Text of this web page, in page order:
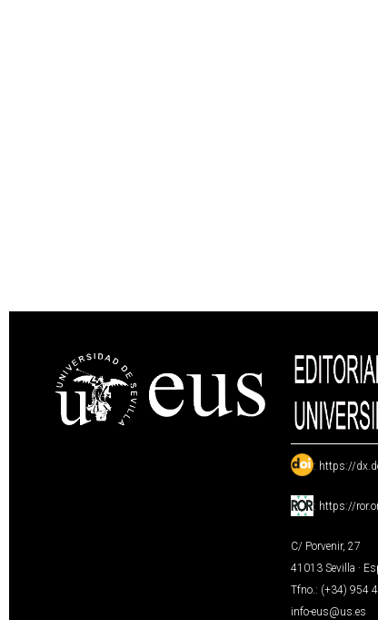
: https://
: https://
C/ Porvenir, 27
41013 Sevilla ·
Tfno.: (+34) 954
info-eus@us.es